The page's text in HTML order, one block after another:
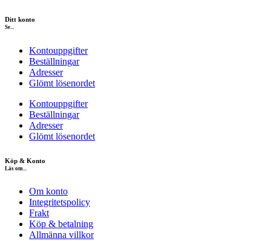
Ditt konto
Se...
Kontouppgifter
Beställningar
Adresser
Glömt lösenordet
Kontouppgifter
Beställningar
Adresser
Glömt lösenordet
Köp & Konto
Läs om...
Om konto
Integritetspolicy
Frakt
Köp & betalning
Allmänna villkor